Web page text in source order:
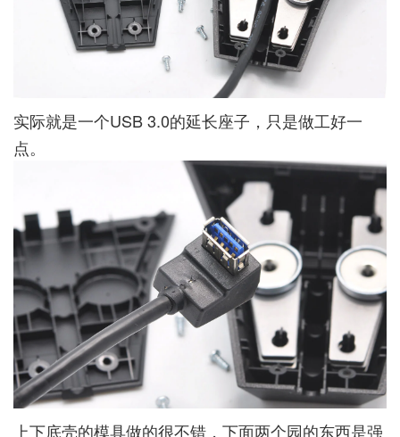
实际就是一个USB 3.0的延长座子，只是做工好一
点。
上下底壳的模具做的很不错，下面两个园的东西是强